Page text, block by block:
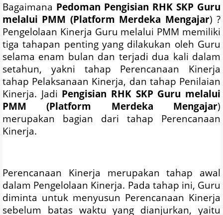
Bagaimana Pedoman Pengisian RHK SKP Guru
melalui PMM (Platform Merdeka Mengajar) ?
Pengelolaan Kinerja Guru melalui PMM memiliki
tiga tahapan penting yang dilakukan oleh Guru
selama enam bulan dan terjadi dua kali dalam
setahun, yakni tahap Perencanaan Kinerja
tahap Pelaksanaan Kinerja, dan tahap Penilaian
Kinerja. Jadi Pengisian RHK SKP Guru melalui
PMM (Platform Merdeka Mengajar)
merupakan bagian dari tahap Perencanaan
Kinerja.
Perencanaan Kinerja merupakan tahap awal
dalam Pengelolaan Kinerja. Pada tahap ini, Guru
diminta untuk menyusun Perencanaan Kinerja
sebelum batas waktu yang dianjurkan, yaitu